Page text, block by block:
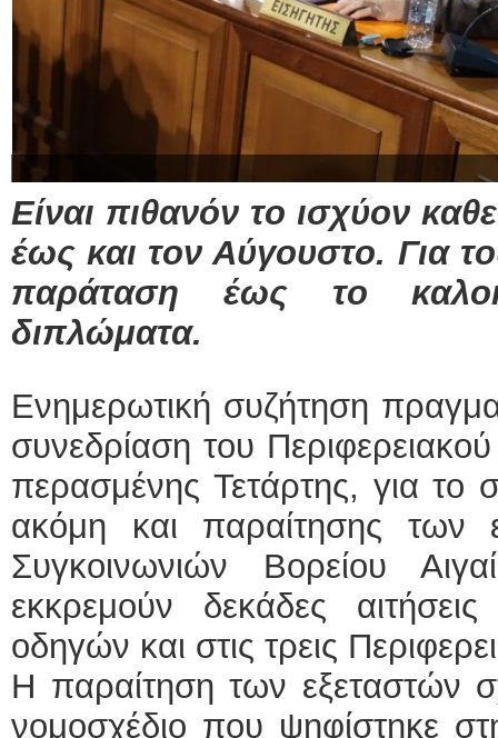
Είναι πιθανόν το ισχύον
έως και τον Αύγουστο. Για
παράταση έως το
διπλώματα.
Ενημερωτική συζήτηση
συνεδρίαση του
περασμένης Τετάρτης, για
ακόμη και παραίτησης των
Συγκοινωνιών Βορείου
εκκρεμούν δεκάδες
οδηγών και στις τρεις
Η παραίτηση των εξεταστών
νομοσχέδιο που ψηφίστηκε